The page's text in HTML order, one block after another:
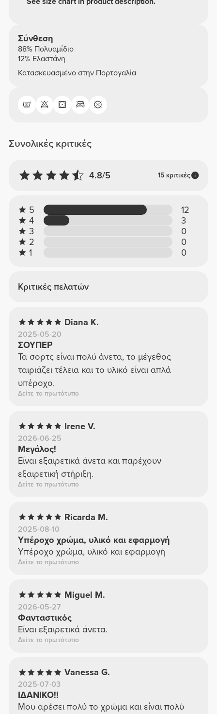
Σύνθεση
88% Πολυαμίδιο
12% Ελαστάνη
Κατασκευασμένο στην Πορτογαλία
Συνολικές κριτικές
4.8/5 15 κριτικές
5
12
4
3
3
0
2
0
1
0
Κριτικές πελατών
Diana K.
2025-05-20
ΣΟΥΠΕΡ
Τα σορτς είναι πολύ άνετα, το μέγεθος
ταιριάζει τέλεια και το υλικό είναι απλά
υπέροχο.
Δείτε το πρωτότυπο
Irene V.
2026-06-25
Μεγάλος!
Είναι εξαιρετικά άνετα και παρέχουν
εξαιρετική στήριξη.
Δείτε το πρωτότυπο
Ricarda M.
2025-08-10
Υπέροχο χρώμα, υλικό και εφαρμογή
Υπέροχο χρώμα, υλικό και εφαρμογή
Δείτε το πρωτότυπο
Miguel M.
2026-05-27
Φανταστικός
Είναι εξαιρετικά άνετα.
Δείτε το πρωτότυπο
Vanessa G.
2025-07-03
ΙΔΑΝΙΚΟ!!
Μου αρέσει πολύ το χρώμα και είναι πολύ